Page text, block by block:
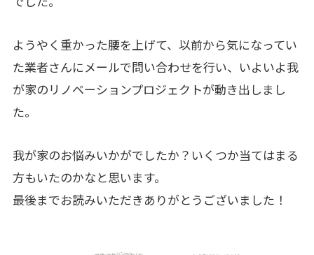
ようやく重かった腰を上げて、以前から気になってい
た業者さんにメールで問い合わせを行い、いよいよ我
が家のリノベーションプロジェクトが動き出しまし
た。
我が家のお悩みいかがでしたか？いくつか当てはまる
方もいたのかなと思います。
最後までお読みいただきありがとうございました！